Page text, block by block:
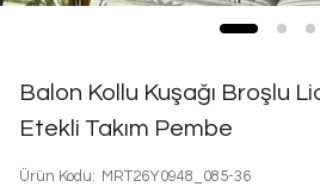
Balon Kollu Kuşağı Broşlu
Etekli Takım Pembe
Ürün Kodu: MRT26Y0948_085-36